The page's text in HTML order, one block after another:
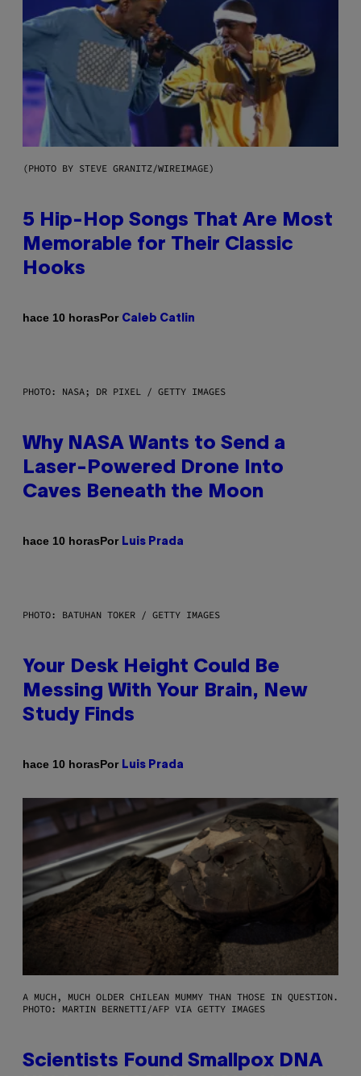
(PHOTO BY STEVE GRANITZ/WIREIMAGE)
5 Hip-Hop Songs That Are Most
Memorable for Their Classic
Hooks
hace 10 horasPor Caleb Catlin
PHOTO: NASA; DR PIXEL / GETTY IMAGES
Why NASA Wants to Send a
Laser-Powered Drone Into
Caves Beneath the Moon
hace 10 horasPor Luis Prada
PHOTO: BATUHAN TOKER / GETTY IMAGES
Your Desk Height Could Be
Messing With Your Brain, New
Study Finds
hace 10 horasPor Luis Prada
A MUCH, MUCH OLDER CHILEAN MUMMY THAN THOSE IN QUESTION.
PHOTO: MARTIN BERNETTI/AFP VIA GETTY IMAGES
Scientists Found Smallpox DNA